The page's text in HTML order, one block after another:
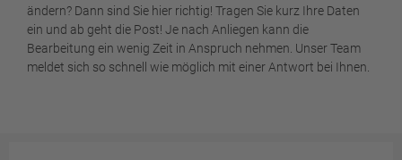
ändern? Dann sind Sie hier richtig! Tragen Sie kurz Ihre Daten
ein und ab geht die Post! Je nach Anliegen kann die
Bearbeitung ein wenig Zeit in Anspruch nehmen. Unser Team
meldet sich so schnell wie möglich mit einer Antwort bei Ihnen.